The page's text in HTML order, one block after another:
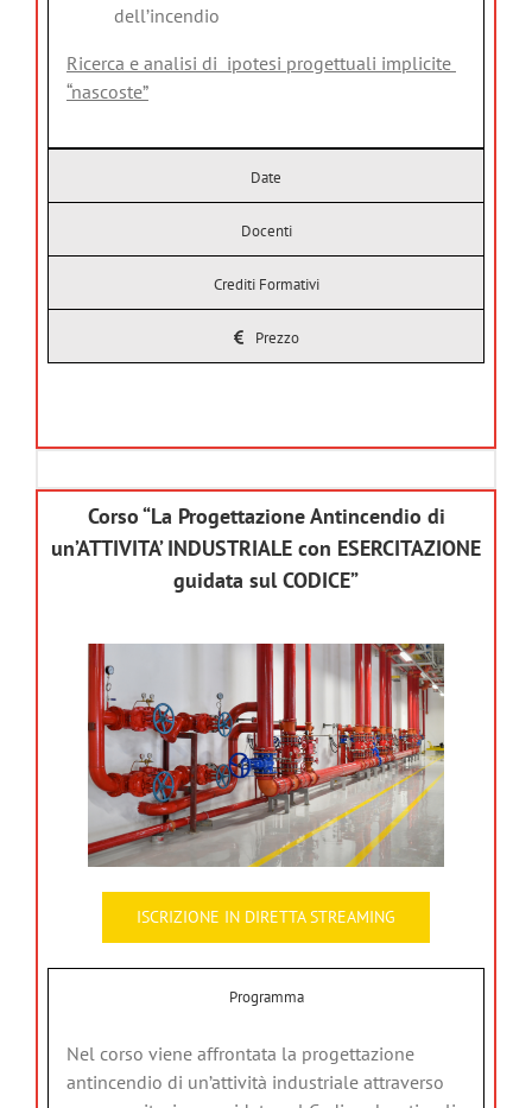
dell’incendio
Ricerca e analisi di ipotesi progettuali implicite
“nascoste”
Date
Docenti
Crediti Formativi
Prezzo
Corso “La Progettazione Antincendio di
un’ATTIVITA’ INDUSTRIALE con ESERCITAZIONE
guidata sul CODICE”
ISCRIZIONE IN DIRETTA STREAMING
Programma
Nel corso viene affrontata la progettazione
antincendio di un’attività industriale attraverso